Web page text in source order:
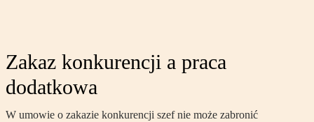
Zakaz konkurencji a praca
dodatkowa
W umowie o zakazie konkurencji szef nie może zabronić